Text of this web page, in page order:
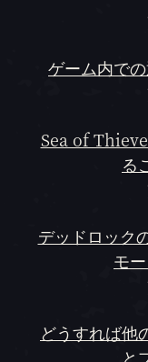
ゲーム内で
Sea of
る
デッドロック
モ
どうすれば他
と